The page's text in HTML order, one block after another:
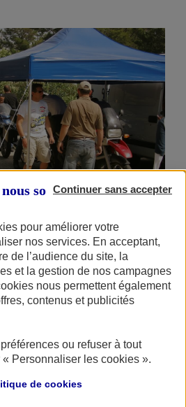
Continuer sans accepter
sommes transparents
pour améliorer votre
nos services. En acceptant,
de l’audience du site, la
et la gestion de nos campagnes
nous permettent également
contenus et publicités
ou refuser à tout
Personnaliser les cookies ».
de cookies
toutes les motos sont contrôlées par des
mécaniciens.
cette ligne qui suit
2021, pour pallier à
AXA Passion vous a
2015, « en autonomie » grâce
GPX, en (re) découvrant le
pas à la règle avec un choix